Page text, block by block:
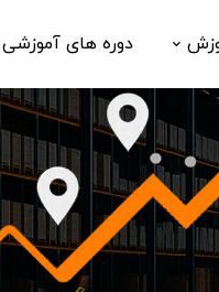
دوره های آموزشی